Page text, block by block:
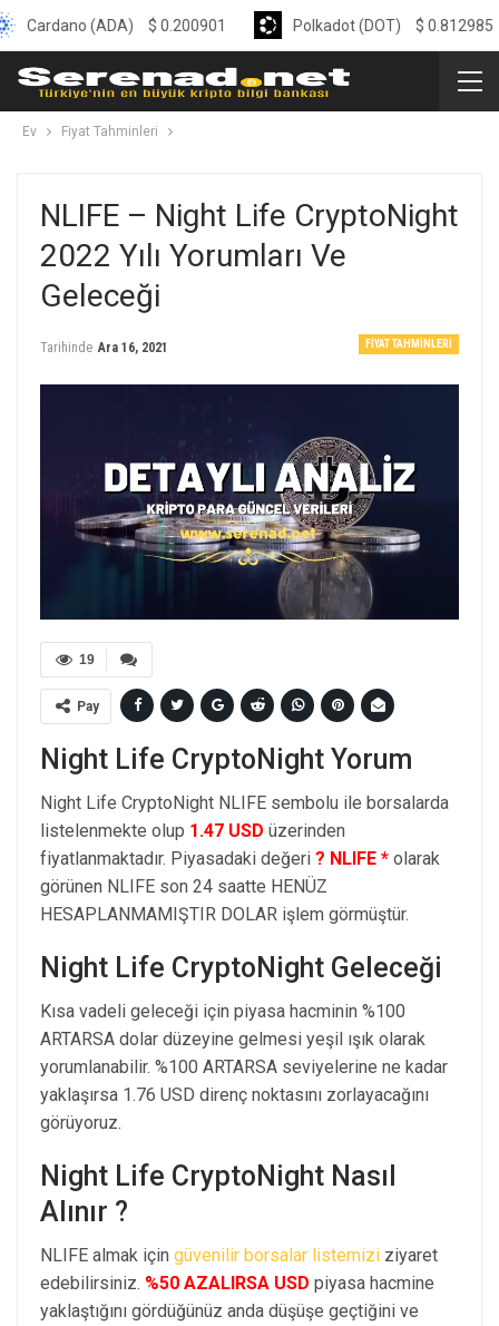
Ev Fiyat Tahminleri
NLIFE – Night Life CryptoNight
2022 Yılı Yorumları Ve
Geleceği
FIYAT TAHMINLERI
Tarihinde Ara 16, 2021
19
Pay
Night Life CryptoNight Yorum
Night Life CryptoNight NLIFE sembolu ile borsalarda
listelenmekte olup 1.47 USD üzerinden
fiyatlanmaktadır. Piyasadaki değeri ? NLIFE * olarak
görünen NLIFE son 24 saatte HENÜZ
HESAPLANMAMIŞTIR DOLAR işlem görmüştür.
Night Life CryptoNight Geleceği
Kısa vadeli geleceği için piyasa hacminin %100
ARTARSA dolar düzeyine gelmesi yeşil ışık olarak
yorumlanabilir. %100 ARTARSA seviyelerine ne kadar
yaklaşırsa 1.76 USD direnç noktasını zorlayacağını
görüyoruz.
Night Life CryptoNight Nasıl
Alınır ?
NLIFE almak için güvenilir borsalar listemizi ziyaret
edebilirsiniz. %50 AZALIRSA USD piyasa hacmine
yaklaştığını gördüğünüz anda düşüşe geçtiğini ve
(ADA) $0.200901 Polkadot (DOT) $0.812985